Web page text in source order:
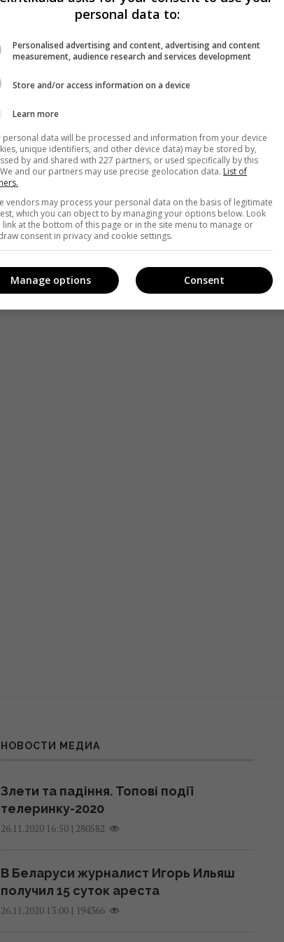
НОВОСТИ МЕДИА
Злети та падіння. Топові події
телеринку-2020
26.11.2020 16:50| 280582
В Беларуси журналист Игорь Ильяш
получил 15 суток ареста
26.11.2020 13:00| 194366
personal data to:
Personalised advertising and content, advertising and content
measurement, audience research and services development
Store and/or access information on a device
Learn more
personal data will be processed and information from your device
unique identifiers, and other device data) may be stored by,
by and shared with 227 partners, or used specifically by this
and our partners may use precise geolocation data. List of
vendors may process your personal data on the basis of legitimate
which you can object to by managing your options below. Look
link at the bottom of this page or in the site menu to manage or
consent in privacy and cookie settings.
Consent
Manage options